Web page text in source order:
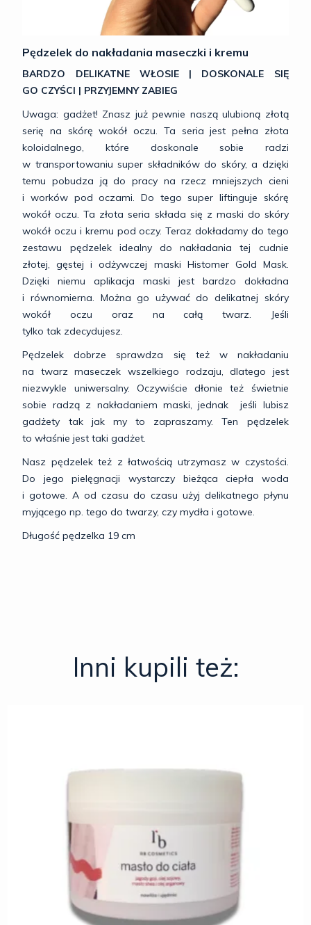
Pędzelek do nakładania maseczki i kremu
BARDZO DELIKATNE WŁOSIE | DOSKONALE SIĘ
GO CZYŚCI | PRZYJEMNY ZABIEG
Uwaga: gadżet! Znasz już pewnie naszą ulubioną złotą
serię na skórę wokół oczu. Ta seria jest pełna złota
koloidalnego, które doskonale sobie radzi
w transportowaniu super składników do skóry, a dzięki
temu pobudza ją do pracy na rzecz mniejszych cieni
i worków pod oczami. Do tego super liftinguje skórę
wokół oczu. Ta złota seria składa się z maski do skóry
wokół oczu i kremu pod oczy. Teraz dokładamy do tego
zestawu pędzelek idealny do nakładania tej cudnie
złotej, gęstej i odżywczej maski Histomer Gold Mask.
Dzięki niemu aplikacja maski jest bardzo dokładna
i równomierna. Można go używać do delikatnej skóry
wokół oczu oraz na całą twarz. Jeśli
tylko tak zdecydujesz.
Pędzelek dobrze sprawdza się też w nakładaniu
na twarz maseczek wszelkiego rodzaju, dlatego jest
niezwykle uniwersalny. Oczywiście dłonie też świetnie
sobie radzą z nakładaniem maski, jednak jeśli lubisz
gadżety tak jak my to zapraszamy. Ten pędzelek
to właśnie jest taki gadżet.
Nasz pędzelek też z łatwością utrzymasz w czystości.
Do jego pielęgnacji wystarczy bieżąca ciepła woda
i gotowe. A od czasu do czasu użyj delikatnego płynu
myjącego np. tego do twarzy, czy mydła i gotowe.
Długość pędzelka 19 cm
Inni kupili też: